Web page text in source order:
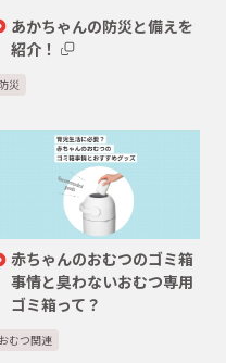
あかちゃんの防災と備えを
紹介！
防災
赤ちゃんのおむつのゴミ箱
事情と臭わないおむつ専用
ゴミ箱って？
おむつ関連